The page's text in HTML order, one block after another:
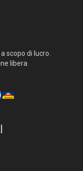
scopo di lucro.
libera